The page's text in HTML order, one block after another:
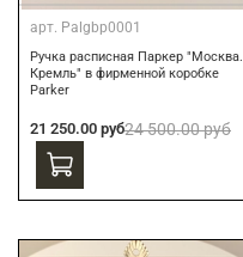
арт. Palgbp0001
Ручка расписная Паркер "Москва.
Кремль" в фирменной коробке
Parker
21 250.00 руб24 500.00 руб